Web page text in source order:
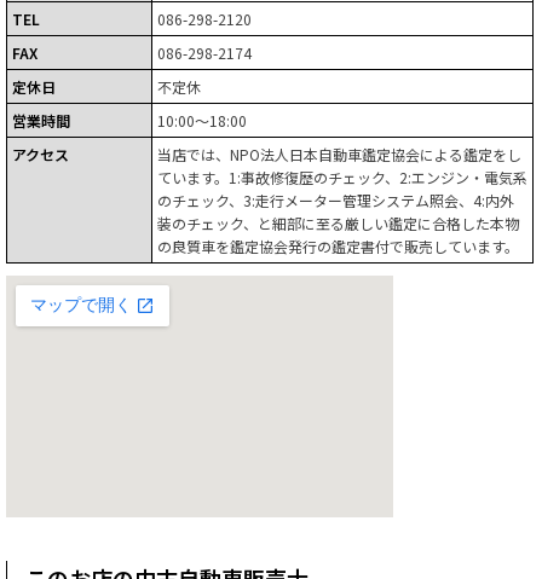
TEL
086-298-2120
FAX
086-298-2174
定休日
不定休
営業時間
10:00～18:00
アクセス
当店では、NPO法人日本自動車鑑定協会による鑑定をし
ています。1:事故修復歴のチェック、2:エンジン・電気系
のチェック、3:走行メーター管理システム照会、4:内外
装のチェック、と細部に至る厳しい鑑定に合格した本物
の良質車を鑑定協会発行の鑑定書付で販売しています。